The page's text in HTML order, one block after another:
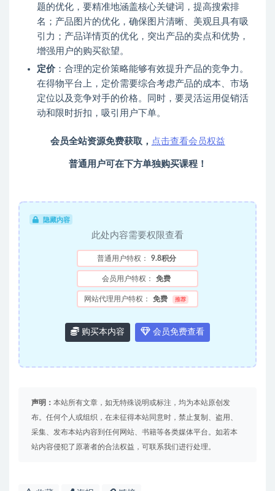
题的优化，要精准地涵盖核心关键词，提高搜索排
名；产品图片的优化，确保图片清晰、美观且具有吸
引力；产品详情页的优化，突出产品的卖点和优势，
增强用户的购买欲望。
定价 ：合理的定价策略能够有效提升产品的竞争力。
在得物平台上，定价需要综合考虑产品的成本、市场
定位以及竞争对手的价格。同时，要灵活运用促销活
动和限时折扣，吸引用户下单。
会员全站资源免费获取， 点击查看会员权益
普通用户可在下方单独购买课程！
隐藏内容
此处内容需要权限查看
普通用户特权： 9.8积分
会员用户特权： 免费
网站代理用户特权： 免费 推荐
购买本内容 会员免费查看
声明： 本站所有文章，如无特殊说明或标注，均为本站原创发
布。任何个人或组织，在未征得本站同意时，禁止复制、盗用、
采集、发布本站内容到任何网站、书籍等各类媒体平台。如若本
站内容侵犯了原著者的合法权益，可联系我们进行处理。